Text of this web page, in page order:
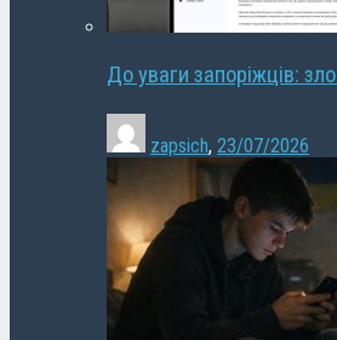
До уваги запоріжців:
zapsich, 23/07/2026